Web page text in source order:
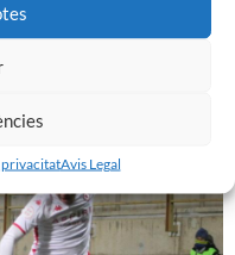
Avis Legal